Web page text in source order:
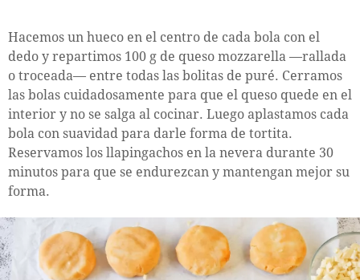
Hacemos un hueco en el centro de cada bola con el
dedo y repartimos 100 g de queso mozzarella —rallada
o troceada— entre todas las bolitas de puré. Cerramos
las bolas cuidadosamente para que el queso quede en el
interior y no se salga al cocinar. Luego aplastamos cada
bola con suavidad para darle forma de tortita.
Reservamos los llapingachos en la nevera durante 30
minutos para que se endurezcan y mantengan mejor su
forma.